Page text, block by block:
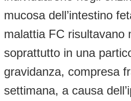
mucosa dell’intestino
malattia FC risultavano
soprattutto in una
gravidanza, compresa
settimana, a causa